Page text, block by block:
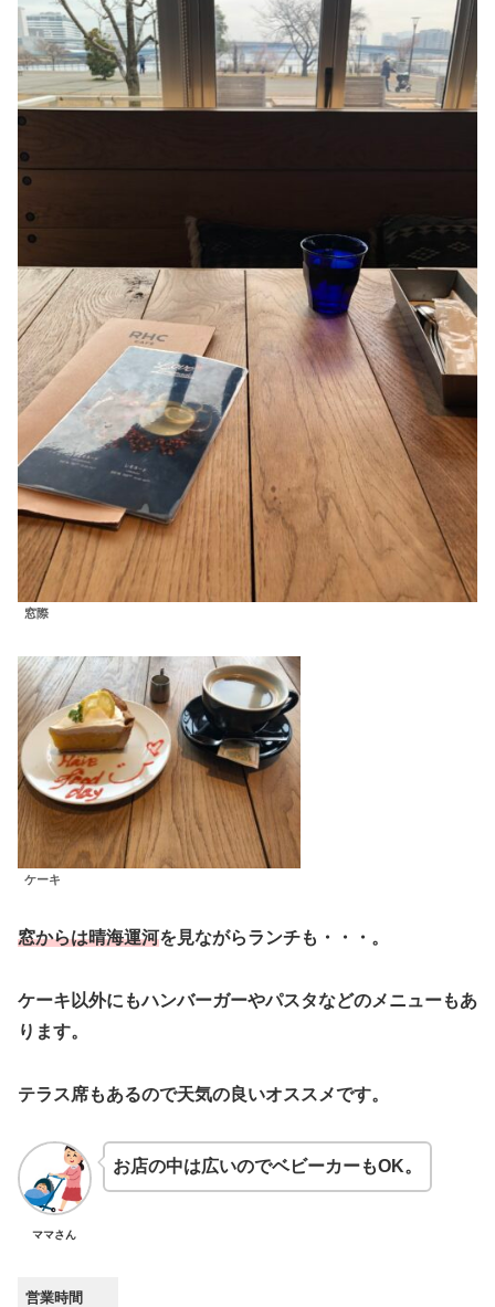
窓際
ケーキ
窓からは晴海運河を見ながらランチも・・・。
ケーキ以外にもハンバーガーやパスタなどのメニューもあ
ります。
テラス席もあるので天気の良いオススメです。
ママさん
お店の中は広いのでベビーカーもOK。
営業時間